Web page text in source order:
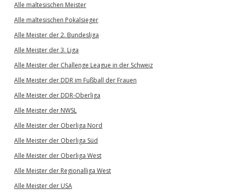
Alle maltesischen Meister
Alle maltesischen Pokalsieger
Alle Meister der 2. Bundesliga
Alle Meister der 3. Liga
Alle Meister der Challenge League in der Schweiz
Alle Meister der DDR im Fußball der Frauen
Alle Meister der DDR-Oberliga
Alle Meister der NWSL
Alle Meister der Oberliga Nord
Alle Meister der Oberliga Süd
Alle Meister der Oberliga West
Alle Meister der Regionalliga West
Alle Meister der USA